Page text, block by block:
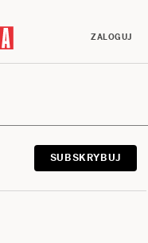
ZALOGUJ
SUBSKRYBUJ